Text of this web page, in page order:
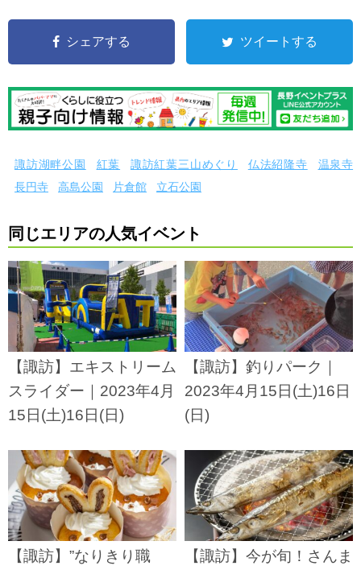
シェアする ツイートする
諏訪湖畔公園 紅葉 諏訪紅葉三山めぐり 仏法紹隆寺
温泉寺
長円寺
高島公園 片倉館 立石公園
同じエリアの人気イベント
【諏訪】エキストリーム
スライダー｜2023年4月
15日(土)16日(日)
【諏訪】釣りパーク｜
2023年4月15日(土)16日
(日)
【諏訪】”なりきり職
【諏訪】今が旬！さんま